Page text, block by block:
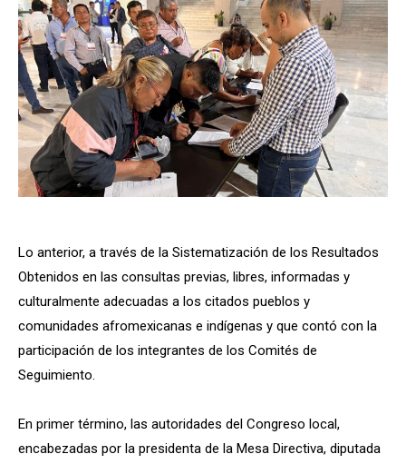
Lo anterior, a través de la Sistematización de los Resultados
Obtenidos en las consultas previas, libres, informadas y
culturalmente adecuadas a los citados pueblos y
comunidades afromexicanas e indígenas y que contó con la
participación de los integrantes de los Comités de
Seguimiento.
En primer término, las autoridades del Congreso local,
encabezadas por la presidenta de la Mesa Directiva, diputada